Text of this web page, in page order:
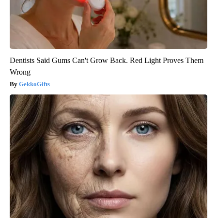
Dentists Said Gums Can't Grow Back. Red Light Proves Them
Wrong
GekkoGifts